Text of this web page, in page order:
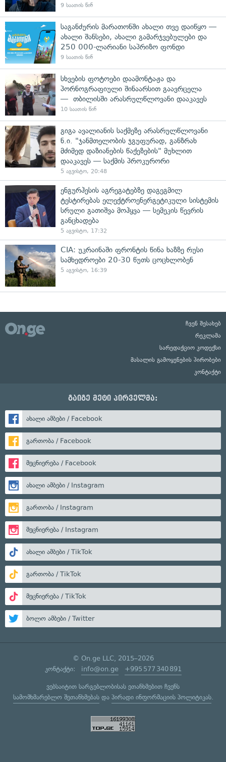
9 საათის წინ
საგანძურის მარათონში ახალი თვე დაიწყო —
ახალი შანსები, ახალი გამარჯვებულები და
250 000-ლარიანი საპრიზო ფონდი
9 საათის წინ
სხვების ფოტოები დაამონტაჟა და
პორნოგრაფიული შინაარსით გაავრცელა
— თბილისში არასრულწლოვანი დააკავეს
10 საათის წინ
გიგა ავალიანის საქმეზე არასრულწლოვანი
ნ.ი. "ჯანმთელობის ჯგუფურად, განზრახ
მძიმედ დაზიანების წაქეზების" მუხლით
დააკავეს — საქმის პროკურორი
5 აგვისტო, 20:48
ენგურჰესის აგრეგატებზე დაგეგმილ
ტესტირებას ელექტროენერგეტიკული სისტემის
სრული გათიშვა მოჰყვა — სემეკის წევრის
განცხადება
5 აგვისტო, 17:32
CIA: უკრაინაში ფრონტის წინა ხაზზე რუსი
სამხედროები 20-30 წუთს ცოცხლობენ
5 აგვისტო, 16:39
ჩვენ შესახებ
რეკლამა
სარედაქციო კოდექსი
მასალის გამოყენების პირობები
კონტაქტი
გაიგე მეტი პირველმა:
ახალი ამბები / Facebook
გართობა / Facebook
მეცნიერება / Facebook
ახალი ამბები / Instagram
გართობა / Instagram
მეცნიერება / Instagram
ახალი ამბები / TikTok
გართობა / TikTok
მეცნიერება / TikTok
ბოლო ამბები / Twitter
© On.ge LLC, 2015–2026
კონტაქტი: info@on.ge +995 577 340 891
ვებსაიტით სარგებლობისას ეთანხმებით ჩვენს
სამომხმარებლო შეთანხმებასდა პირადი ინფორმაციის პოლიტიკას.